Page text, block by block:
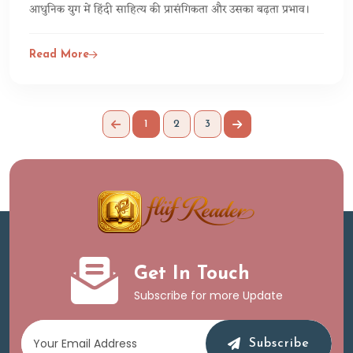
आधुनिक युग में हिंदी साहित्य की प्रासंगिकता और उसका बढ़ता प्रभाव।
Read More
1 2 3
Get In Touch
Subscribe for more Update
Subscribe